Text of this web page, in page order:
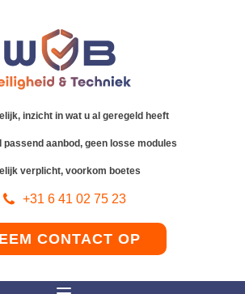
inzicht in wat u al geregeld heeft
passend aanbod, geen losse modules
verplicht, voorkom boetes
+31 6 41 02 75 23
CONTACT OP